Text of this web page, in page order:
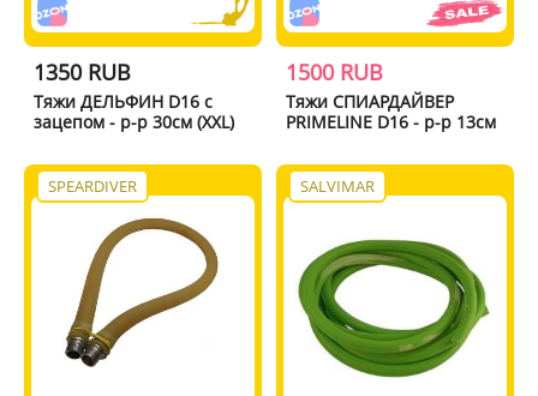
1350 RUB
Тяжи ДЕЛЬФИН D16 с
зацепом - р-р 30см (XXL)
1500 RUB
Тяжи СПИАРДАЙВЕР
PRIMELINE D16 - р-р 13см
SPEARDIVER SALVIMAR